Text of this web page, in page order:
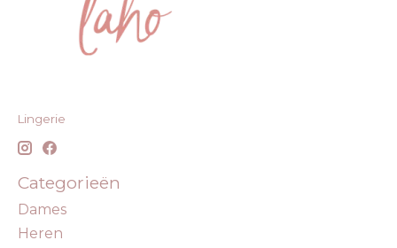
Lingerie
Categorieën
Dames
Heren